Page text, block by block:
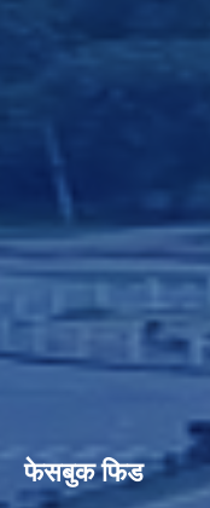
फेसबुक फिड